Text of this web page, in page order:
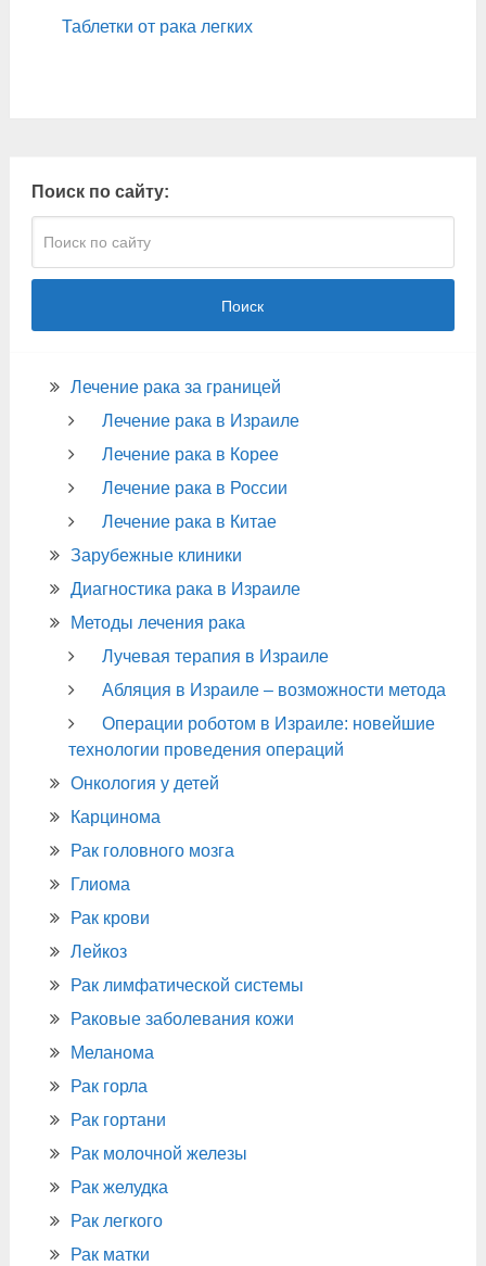
Таблетки от рака легких
Поиск по сайту:
Поиск
Лечение рака за границей
Лечение рака в Израиле
Лечение рака в Корее
Лечение рака в России
Лечение рака в Китае
Зарубежные клиники
Диагностика рака в Израиле
Методы лечения рака
Лучевая терапия в Израиле
Абляция в Израиле – возможности метода
Операции роботом в Израиле: новейшие
технологии проведения операций
Онкология у детей
Карцинома
Рак головного мозга
Глиома
Рак крови
Лейкоз
Рак лимфатической системы
Раковые заболевания кожи
Меланома
Рак горла
Рак гортани
Рак молочной железы
Рак желудка
Рак легкого
Рак матки